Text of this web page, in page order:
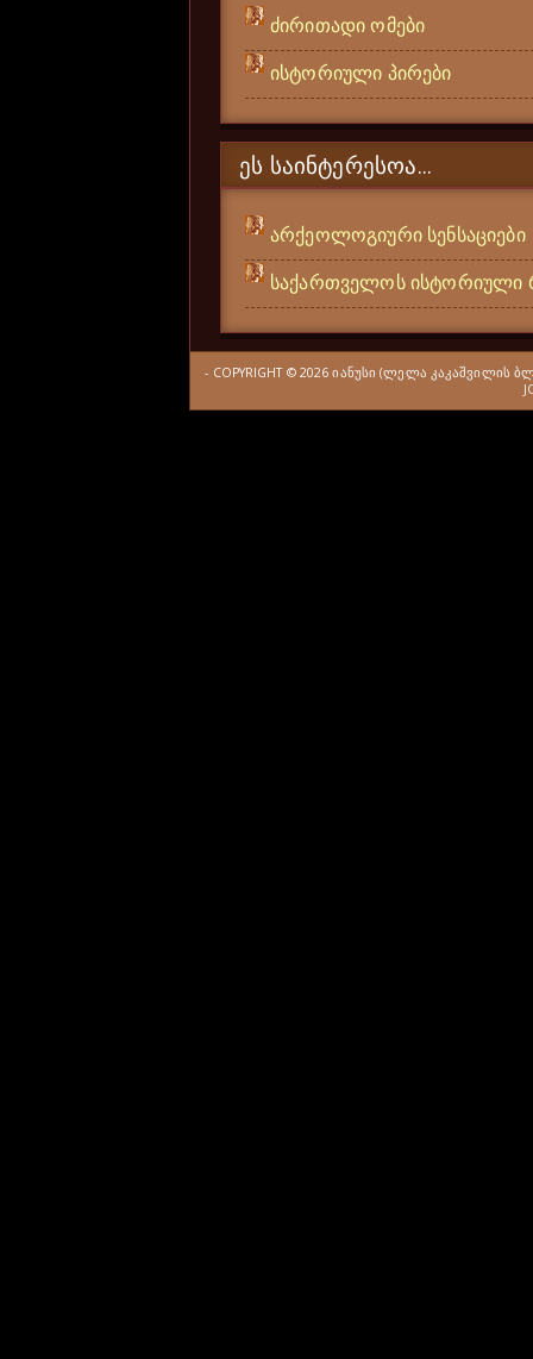
ძირითადი ომები
ისტორიული პირები
ᲔᲡ ᲡᲐᲘᲜᲢᲔᲠᲔᲡᲝᲐ...
არქეოლოგიური სენსაციები
საქართველოს ისტორიული
- COPYRIGHT © 2026ᲘᲐᲜᲣᲡᲘ (ᲚᲔᲚᲐ ᲙᲐᲙᲐᲨᲕᲘᲚᲘᲡ